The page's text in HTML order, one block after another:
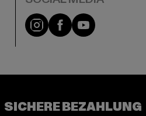
Instagram
FacebookYouTube
SICHERE BEZAHLUNG